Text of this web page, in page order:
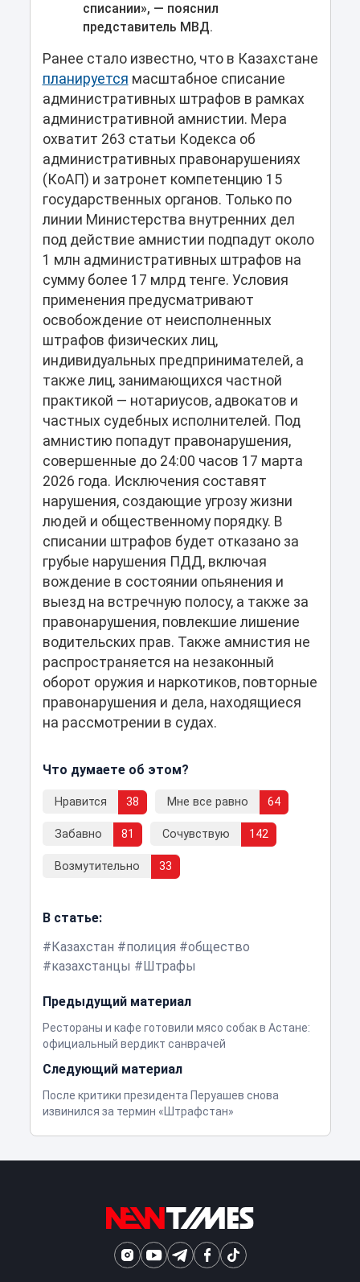
списании», — пояснил
представитель МВД.
Ранее стало известно, что в Казахстане
планируется масштабное списание
административных штрафов в рамках
административной амнистии. Мера
охватит 263 статьи Кодекса об
административных правонарушениях
(КоАП) и затронет компетенцию 15
государственных органов. Только по
линии Министерства внутренних дел
под действие амнистии подпадут около
1 млн административных штрафов на
сумму более 17 млрд тенге. Условия
применения предусматривают
освобождение от неисполненных
штрафов физических лиц,
индивидуальных предпринимателей, а
также лиц, занимающихся частной
практикой — нотариусов, адвокатов и
частных судебных исполнителей. Под
амнистию попадут правонарушения,
совершенные до 24:00 часов 17 марта
2026 года. Исключения составят
нарушения, создающие угрозу жизни
людей и общественному порядку. В
списании штрафов будет отказано за
грубые нарушения ПДД, включая
вождение в состоянии опьянения и
выезд на встречную полосу, а также за
правонарушения, повлекшие лишение
водительских прав. Также амнистия не
распространяется на незаконный
оборот оружия и наркотиков, повторные
правонарушения и дела, находящиеся
на рассмотрении в судах.
Что думаете об этом?
Нравится 38 Мне все равно 64
Забавно 81 Сочувствую 142
Возмутительно 33
В статье:
Казахстан
полиция
общество
казахстанцы
Штрафы
Предыдущий материал
Рестораны и кафе готовили мясо собак в Астане:
официальный вердикт санврачей
Следующий материал
После критики президента Перуашев снова
извинился за термин «Штрафстан»